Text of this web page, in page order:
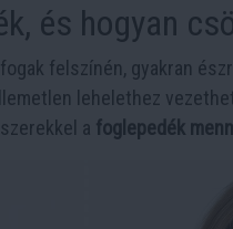
és hogyan
felszínén, gyakran
lehelethez
a foglepedék